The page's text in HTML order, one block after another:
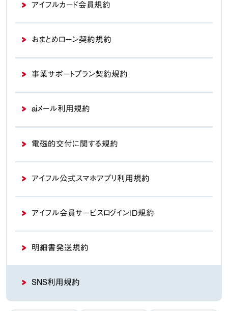
アイフルカード会員規約
おまとめローン契約規約
事業サポートプラン契約規約
aiメール利用規約
電磁的交付に関する規約
アイフル公式スマホアプリ利用規約
アイフル会員サービスログインＩＤ規約
明細書発送規約
SNS利用規約